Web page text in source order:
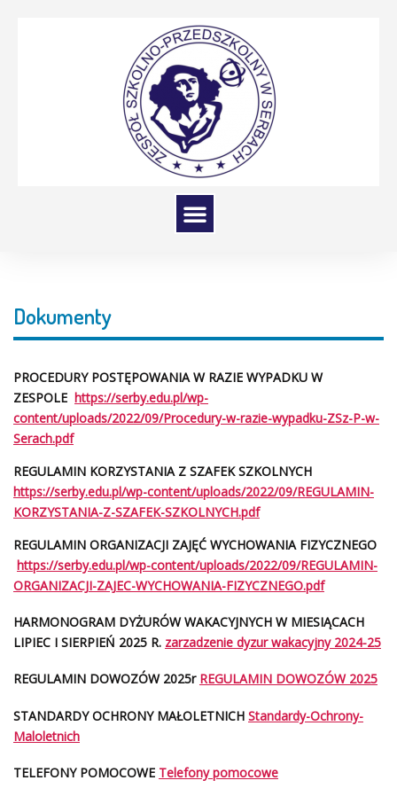
Dokumenty
PROCEDURY POSTĘPOWANIA W RAZIE WYPADKU W
ZESPOLE https://serby.edu.pl/wp-
content/uploads/2022/09/Procedury-w-razie-wypadku-ZSz-P-w-
Serach.pdf
REGULAMIN KORZYSTANIA Z SZAFEK SZKOLNYCH
https://serby.edu.pl/wp-content/uploads/2022/09/REGULAMIN-
KORZYSTANIA-Z-SZAFEK-SZKOLNYCH.pdf
REGULAMIN ORGANIZACJI ZAJĘĆ WYCHOWANIA FIZYCZNEGO
https://serby.edu.pl/wp-content/uploads/2022/09/REGULAMIN-
ORGANIZACJI-ZAJEC-WYCHOWANIA-FIZYCZNEGO.pdf
HARMONOGRAM DYŻURÓW WAKACYJNYCH W MIESIĄCACH
LIPIEC I SIERPIEŃ 2025 R. zarzadzenie dyzur wakacyjny 2024-25
REGULAMIN DOWOZÓW 2025r REGULAMIN DOWOZÓW 2025
STANDARDY OCHRONY MAŁOLETNICH Standardy-Ochrony-
Maloletnich
TELEFONY POMOCOWE Telefony pomocowe